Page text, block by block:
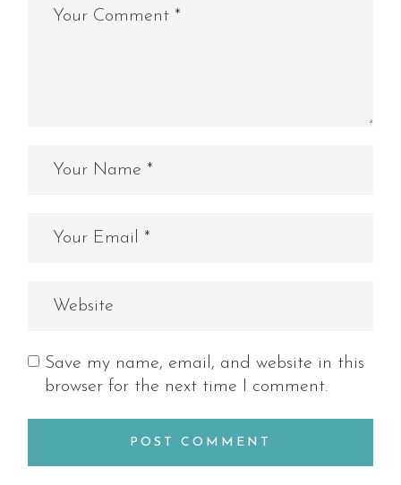
Save my name, email, and website in this
browser for the next time I comment.
POST COMMENT